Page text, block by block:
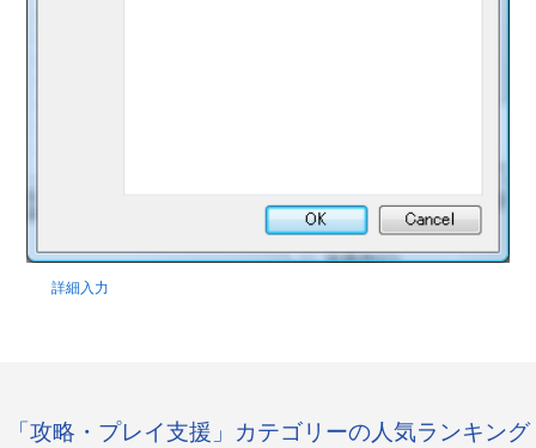
詳細入力
「攻略・プレイ支援」カテゴリーの人気ランキング